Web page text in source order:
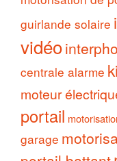
guirlande solaire
vidéo
centrale alarme
moteur
portail
garage